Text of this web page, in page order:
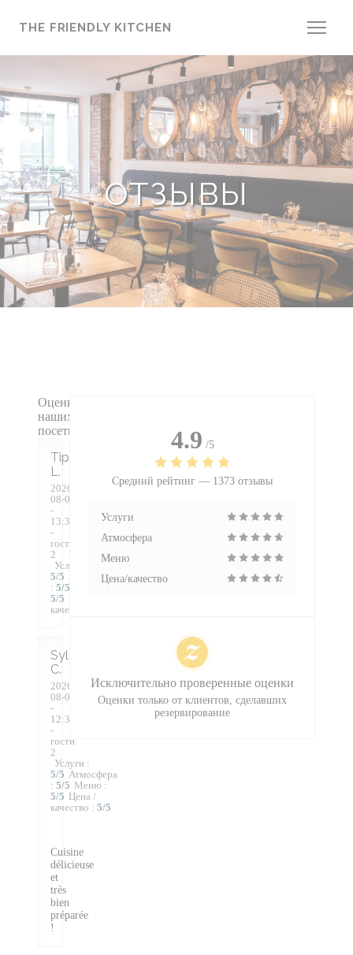
THE FRIENDLY KITCHEN
ОТЗЫВЫ
Оценки
наших
посетителей
Tiphaine
L
2026-
08-07
-
13:30
-
гости
2
Услуги
5/5 Атмосфера
: 5/5
5/5
качество
Sylvie
C
2026-
08-07
-
12:30
-
гости
2
Услуги :
5/5 Атмосфера
: 5/5 Меню :
5/5 Цена /
качество : 5/5
Cuisine
délicieuse
et
très
bien
préparée
!
4.9 /5
Средний рейтинг — 1373 отзывы
Услуги
Атмосфера
Меню
Цена/качество
Исключительно проверенные оценки
Оценки только от клиентов, сделавших
резервирование